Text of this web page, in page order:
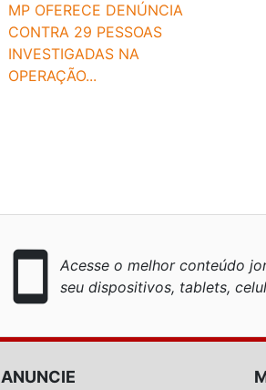
MP OFERECE DENÚNCIA
CONTRA 29 PESSOAS
INVESTIGADAS NA
OPERAÇÃO...
smartphone
Acesse o melhor conteúdo
seu dispositivos, tablets,
ANUNCIE